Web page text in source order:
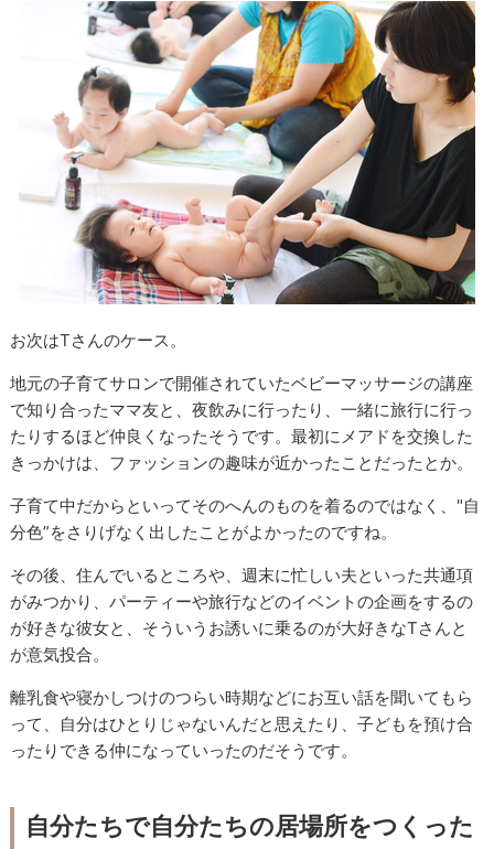
お次はTさんのケース。
地元の子育てサロンで開催されていたベビーマッサージの講座
で知り合ったママ友と、夜飲みに行ったり、一緒に旅行に行っ
たりするほど仲良くなったそうです。最初にメアドを交換した
きっかけは、ファッションの趣味が近かったことだったとか。
子育て中だからといってそのへんのものを着るのではなく、"自
分色”をさりげなく出したことがよかったのですね。
その後、住んでいるところや、週末に忙しい夫といった共通項
がみつかり、パーティーや旅行などのイベントの企画をするの
が好きな彼女と、そういうお誘いに乗るのが大好きなTさんと
が意気投合。
離乳食や寝かしつけのつらい時期などにお互い話を聞いてもら
って、自分はひとりじゃないんだと思えたり、子どもを預け合
ったりできる仲になっていったのだそうです。
自分たちで自分たちの居場所をつくった